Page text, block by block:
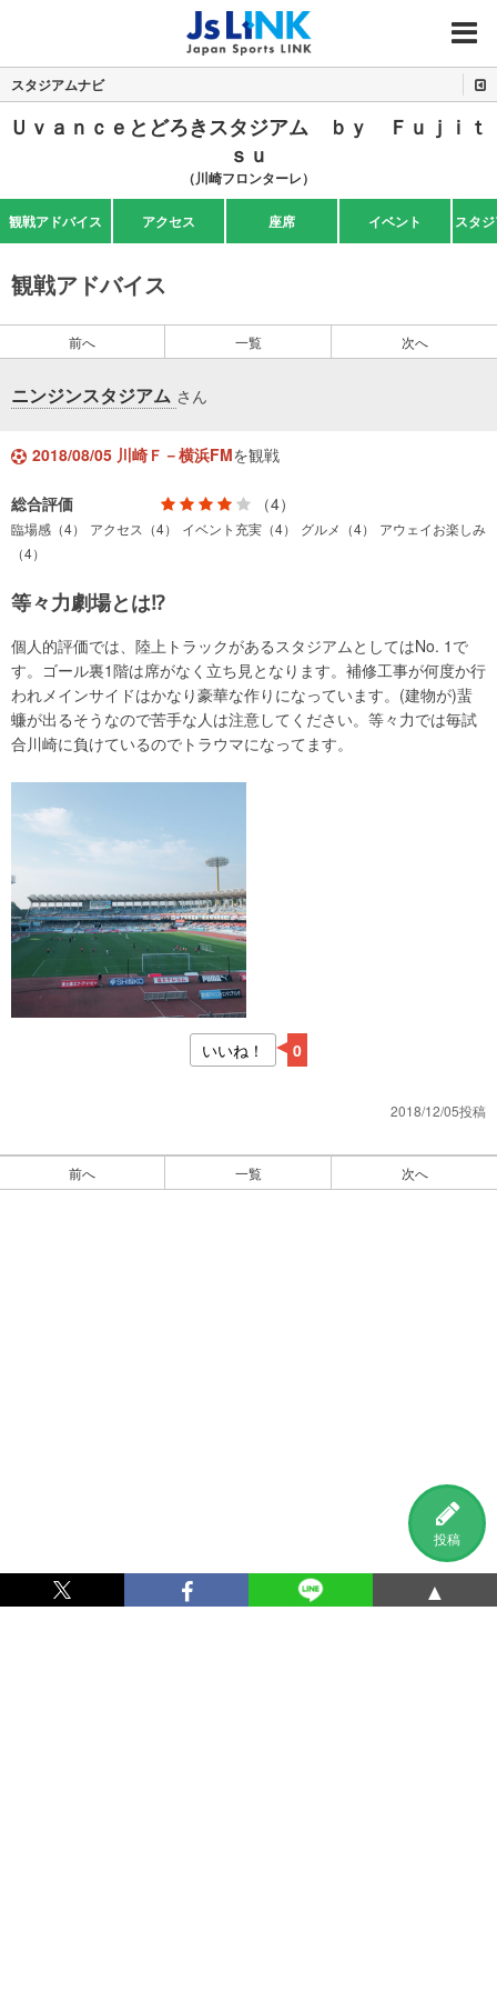
MENU
投稿
スタジアムナビ
Ｕｖａｎｃｅとどろきスタジアム ｂｙ Ｆｕｊｉｔ
ｓｕ
（川崎フロンターレ）
観戦アドバイス アクセス 座席 イベント スタ
観戦アドバイス
前へ 一覧 次へ
ニンジンスタジアム さん
2018/08/05 川崎Ｆ－横浜FMを観戦
総合評価 （4）
臨場感（4） アクセス（4） イベント充実（4） グルメ（4）
アウェイお楽しみ
（4）
等々力劇場とは⁉︎
個人的評価では、陸上トラックがあるスタジアムとしてはNo. 1で
す。ゴール裏1階は席がなく立ち見となります。補修工事が何度か行
われメインサイドはかなり豪華な作りになっています。(建物が)蜚
蠊が出るそうなので苦手な人は注意してください。等々力では毎試
合川崎に負けているのでトラウマになってます。
いいね！ 0
2018/12/05投稿
前へ 一覧 次へ
▲